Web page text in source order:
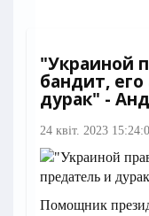
"Украиной
бандит,
дурак" -
24 квіт. 2023
Помощник